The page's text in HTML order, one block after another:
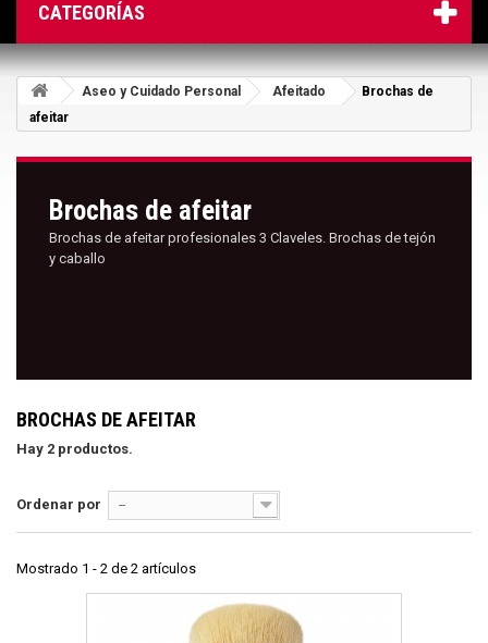
CATEGORÍAS
Aseo y Cuidado Personal Afeitado
Brochas de
afeitar
Brochas de afeitar
Brochas de afeitar profesionales 3 Claveles. Brochas de tejón
y caballo
BROCHAS DE AFEITAR
Hay 2 productos.
Ordenar por --
Mostrado 1 - 2 de 2 artículos